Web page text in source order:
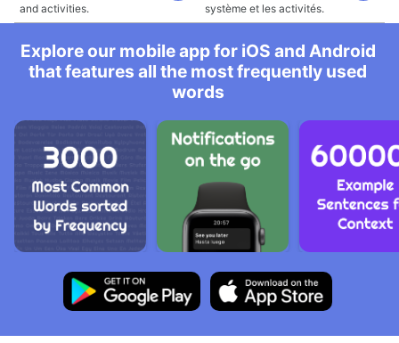
and activities.
système et les activités.
Explore our mobile app for iOS and Android
that features all the most frequently used
words